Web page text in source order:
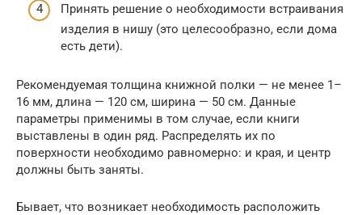
Принять решение о необходимости встраивания
изделия в нишу (это целесообразно, если дома
есть дети).
Рекомендуемая толщина книжной полки — не менее 1–
16 мм, длина — 120 см, ширина — 50 см. Данные
параметры применимы в том случае, если книги
выставлены в один ряд. Распределять их по
поверхности необходимо равномерно: и края, и центр
должны быть заняты.
Бывает, что возникает необходимость расположить